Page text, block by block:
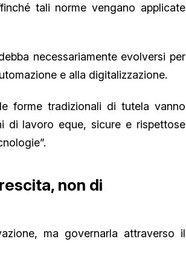
tali norme vengano applicate
necessariamente evolversi per
e alla digitalizzazione.
forme tradizionali di tutela vanno
di lavoro eque, sicure e rispettose
non di
ma governarla attraverso il